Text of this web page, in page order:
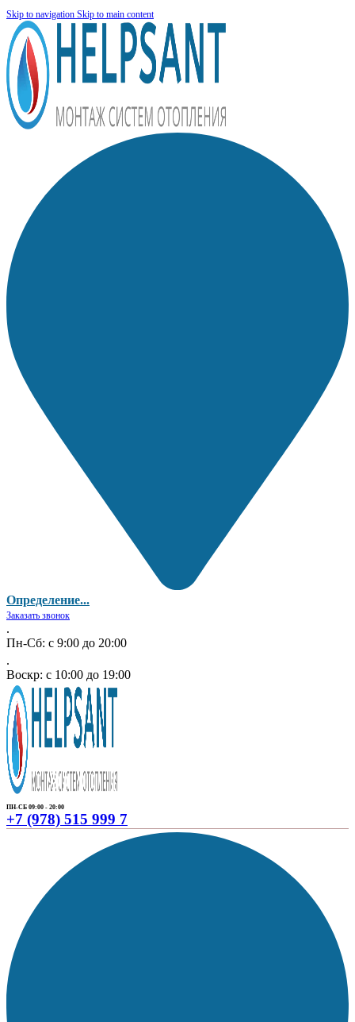
Skip to navigation Skip to main content
Определение...
Заказать звонок
.
Пн-Сб: с 9:00 до 20:00
.
Воскр: с 10:00 до 19:00
ПН-СБ 09:00 - 20:00
+7 (978) 515 999 7